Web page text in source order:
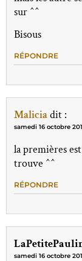
sur ^^
Bisous
RÉPONDRE
Maliciadit :
samedi 16 octobre
la premières
trouve ^^
RÉPONDRE
samedi 16 octobre